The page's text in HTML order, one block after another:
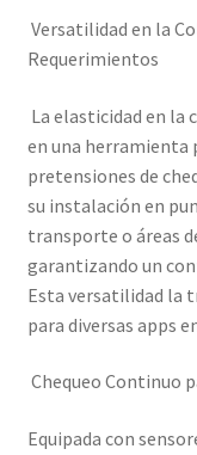
Versatilidad en la
Requerimientos
La elasticidad en la
en una
pretensiones de
su instalación en
transporte o áreas
garantizando un
Esta versatilidad la
para diversas apps
Chequeo Continuo
Equipada con